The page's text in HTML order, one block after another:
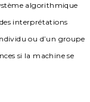
algorithmique
interprétations
ou d’un groupe
si la machine se